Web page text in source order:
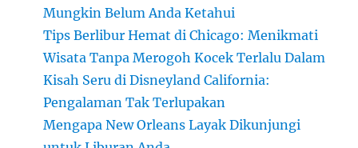
Mungkin Belum Anda Ketahui
Tips Berlibur Hemat di Chicago: Menikmati
Wisata Tanpa Merogoh Kocek Terlalu Dalam
Kisah Seru di Disneyland California:
Pengalaman Tak Terlupakan
Mengapa New Orleans Layak Dikunjungi